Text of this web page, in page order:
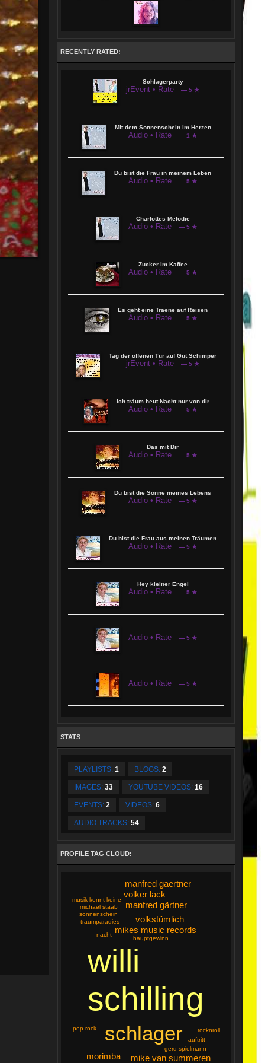
zu dürfen. Z.B. bei Flori Silbereisen oder Stefan Mross. 2021 erschien das
Album Mit dem Sonnenschein im Herzen und 2024 Bis ans Ende der Welt
Außerdem am 7 Mai 2024 erster Auftritt mit der Kollegin Anja Weiner in Can
RECENTLY RATED:
Schlagerparty
jrEvent • Rate — 5 ★
Mit dem Sonnenschein im Herzen
Audio • Rate — 1 ★
Du bist die Frau in meinem Leben
Audio • Rate — 5 ★
Charlottes Melodie
Audio • Rate — 5 ★
Zucker im Kaffee
Audio • Rate — 5 ★
Es geht eine Traene auf Reisen
Audio • Rate — 5 ★
Tag der offenen Tür auf Gut Schimper
jrEvent • Rate — 5 ★
Ich träum heut Nacht nur von dir
Audio • Rate — 5 ★
Das mit Dir
Audio • Rate — 5 ★
Du bist die Sonne meines Lebens
Audio • Rate — 5 ★
Du bist die Frau aus meinen Träumen
Audio • Rate — 5 ★
Hey kleiner Engel
Audio • Rate — 5 ★
Audio • Rate — 5 ★
Audio • Rate — 5 ★
STATS
PLAYLISTS: 1 BLOGS: 2
IMAGES: 33 YOUTUBE VIDEOS: 16
EVENTS: 2 VIDEOS: 6
AUDIO TRACKS: 54
PROFILE TAG CLOUD:
willi
schilling
schlager
mikes music records
volkstümlich
manfred gärtner
mike van summeren
manfred gaertner
volker lack
morimba
traumparadies
nacht
gerd spielmann
hauptgewinn
musik kennt keine
sonnenschein
pop rock
auftritt
michael staab
rocknroll